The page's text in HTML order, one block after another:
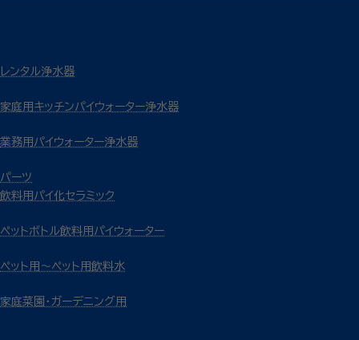
レンタル浄水器
家庭用キッチンパイウォーター浄水器
業務用パイウォーター浄水器
パーツ
飲料用パイ化セラミック
ペットボトル飲料用パイウォーター
ペット用～ペット用飲料水
家庭菜園・ガーデニング用